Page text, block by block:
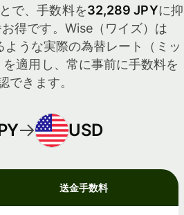
で、手数料を32,289 JPYに抑
得です。Wise（ワイズ）は
うな実際の為替レート（ミッ
適用し、常に事前に手数料を
できます。
USD
送金手数料